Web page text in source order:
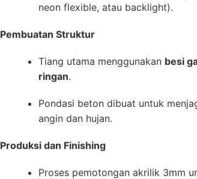
neon flexible, atau backlight).
Pembuatan Struktur
Tiang utama menggunakan besi
ringan.
Pondasi beton dibuat untuk
angin dan hujan.
Produksi dan Finishing
Proses pemotongan akrilik 3mm